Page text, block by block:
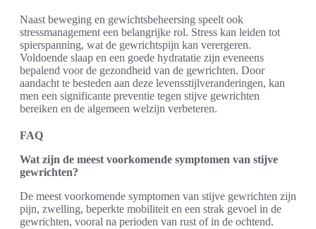
Naast beweging en gewichtsbeheersing speelt ook
stressmanagement een belangrijke rol. Stress kan leiden tot
spierspanning, wat de gewrichtspijn kan verergeren.
Voldoende slaap en een goede hydratatie zijn eveneens
bepalend voor de gezondheid van de gewrichten. Door
aandacht te besteden aan deze levensstijlveranderingen, kan
men een significante preventie tegen stijve gewrichten
bereiken en de algemeen welzijn verbeteren.
FAQ
Wat zijn de meest voorkomende symptomen van stijve
gewrichten?
De meest voorkomende symptomen van stijve gewrichten zijn
pijn, zwelling, beperkte mobiliteit en een strak gevoel in de
gewrichten, vooral na perioden van rust of in de ochtend.